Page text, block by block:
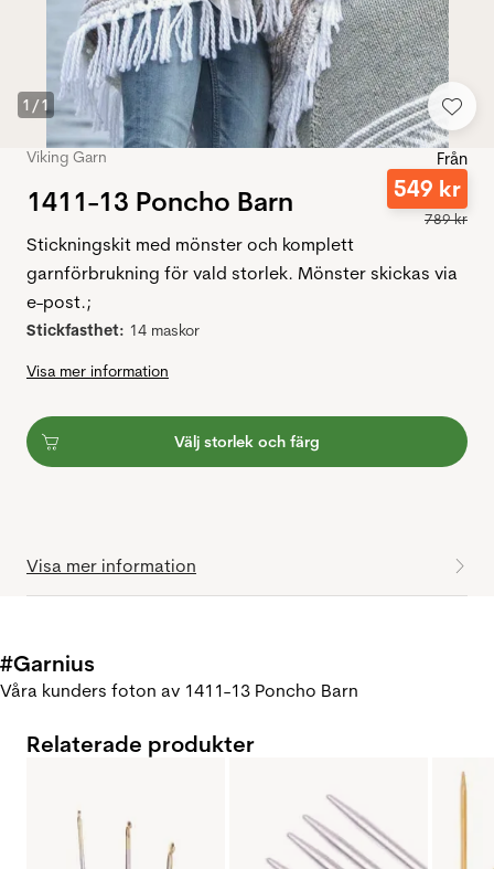
1 /1
Viking Garn
1411-13 Poncho Barn
Från
549 kr
789kr
Stickningskit med mönster och komplett
garnförbrukning för vald storlek. Mönster skickas via
e-post.;
Stickfasthet: 14 maskor
Visa mer information
Välj storlek och färg
Visa mer information
#Garnius
Våra kunders foton av 1411-13 Poncho Barn
Relaterade produkter